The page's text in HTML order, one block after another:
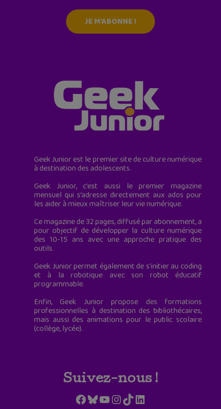
JE M'ABONNE !
Geek Junior est le premier site de culture numérique
à destination des adolescents.
Geek Junior, c’est aussi le premier magazine
mensuel qui s’adresse directement aux ados pour
les aider à mieux maîtriser leur vie numérique.
Ce magazine de 32 pages, diffusé par abonnement, a
pour objectif de développer la culture numérique
des 10-15 ans avec une approche pratique des
outils.
Geek Junior permet également de s'initier au coding
et à la robotique avec son robot éducatif
programmable.
Enfin, Geek Junior propose des formations
professionnelles à destination des bibliothécaires,
mais aussi des animations pour le public scolaire
(collège, lycée).
Suivez-nous !
Facebook
Bluesky
YouTube
Instagram
TikTokLinkedIn